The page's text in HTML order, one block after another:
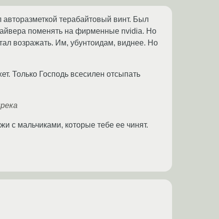
терабайтовый винт. Был
поменять на фирменные nvidia. Но
возражать. Им, убунтоидам, виднее. Но
Только Господь всесилен отсыпать
с мальчиками, которые тебе ее чинят.